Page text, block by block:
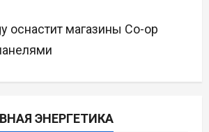
оснастит магазины Co-op
ЭНЕРГЕТИКА